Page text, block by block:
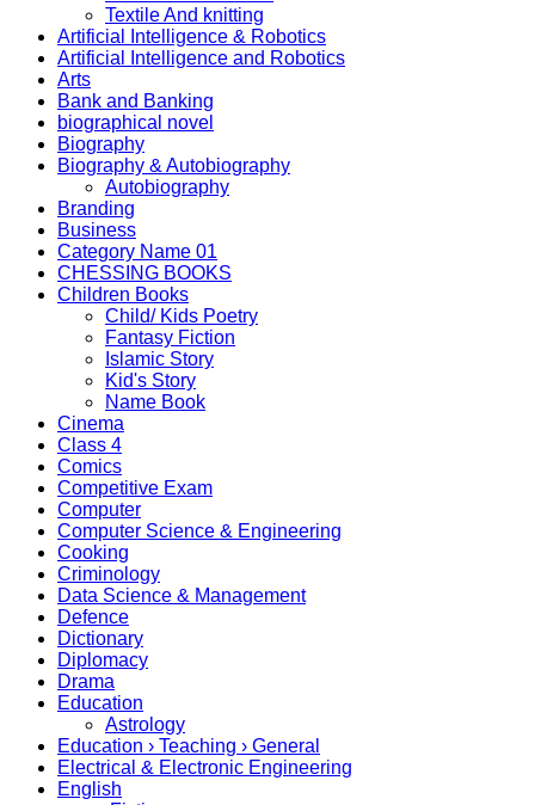
Textile And knitting
Artificial Intelligence & Robotics
Artificial Intelligence and Robotics
Arts
Bank and Banking
biographical novel
Biography
Biography & Autobiography
Autobiography
Branding
Business
Category Name 01
CHESSING BOOKS
Children Books
Child/ Kids Poetry
Fantasy Fiction
Islamic Story
Kid's Story
Name Book
Cinema
Class 4
Comics
Competitive Exam
Computer
Computer Science & Engineering
Cooking
Criminology
Data Science & Management
Defence
Dictionary
Diplomacy
Drama
Education
Astrology
Education › Teaching › General
Electrical & Electronic Engineering
English